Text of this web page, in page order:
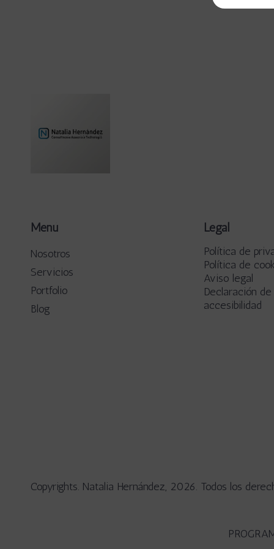
Menú
Nosotros
Servicios
Portfolio
Blog
Legal
Política de
Política de
Aviso legal
Declaración de
accesibilidad
Copyrights. Natalia Hernández, 2026. Todos los